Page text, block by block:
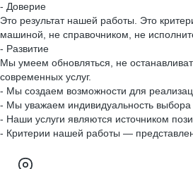
- Доверие
Это результат нашей работы. Это
машиной, не справочником, не
- Развитие
Мы умеем обновляться, не
современных услуг.
- Мы создаем возможности для
- Мы уважаем индивидуальность выбора
- Наши услуги являются источником
- Критерии нашей работы —